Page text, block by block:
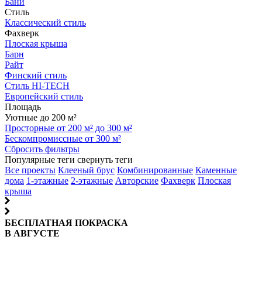
Стиль
Классический стиль
Фахверк
Плоская крыша
Барн
Райт
Финский стиль
Стиль HI-TECH
Европейский стиль
Площадь
Уютные до 200 м²
Просторные от 200 м² до 300 м²
Бескомпромиссные от 300 м²
Сбросить фильтры
Популярные теги свернуть теги
Все проекты Клееный брус Комбинированные Каменные
дома 1-этажные 2-этажные Авторские Фахверк Плоская
крыша
БЕСПЛАТНАЯ ПОКРАСКА
В АВГУСТЕ